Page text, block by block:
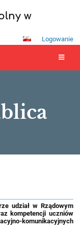
w
Logowanie
udział w Rządowym
kompetencji uczniów
komunikacyjnych